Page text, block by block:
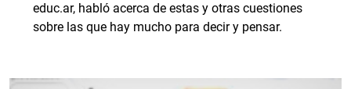
educ.ar, habló acerca de estas y otras cuestiones
sobre las que hay mucho para decir y pensar.